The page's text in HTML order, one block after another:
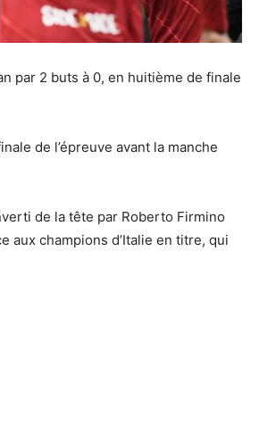
par 2 buts à 0, en huitième de finale
de l’épreuve avant la manche
de la tête par Roberto Firmino
aux champions d’Italie en titre, qui